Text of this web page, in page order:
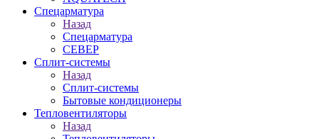
Спецарматура
Назад
Спецарматура
СЕВЕР
Сплит-системы
Назад
Сплит-системы
Бытовые кондиционеры
Тепловентиляторы
Назад